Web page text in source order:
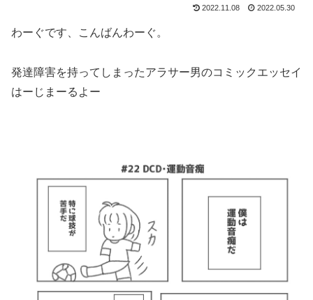
2022.11.08 2022.05.30
わーぐです、こんばんわーぐ。
発達障害を持ってしまったアラサー男のコミックエッセイ
はーじまーるよー